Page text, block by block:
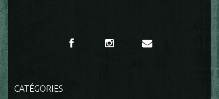
CATÉGORIES